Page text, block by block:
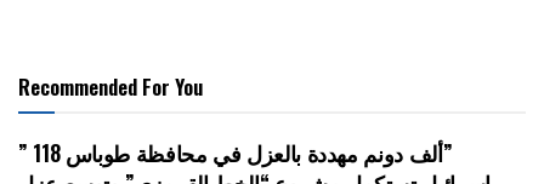
Recommended For You
” 118 ألف دونم مهددة بالعزل في محافظة طوباس”